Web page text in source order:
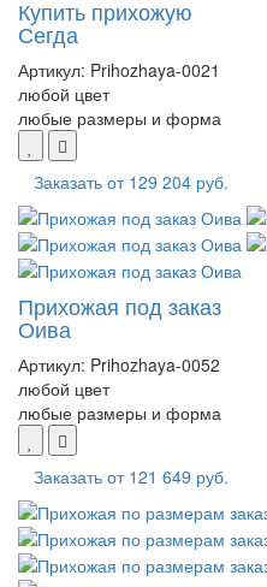
Купить прихожую
Сегда
Артикул: Prihozhaya-0021
любой цвет
любые размеры и форма
Заказать от 129 204 руб.
Прихожая под заказ
Оива
Артикул: Prihozhaya-0052
любой цвет
любые размеры и форма
Заказать от 121 649 руб.